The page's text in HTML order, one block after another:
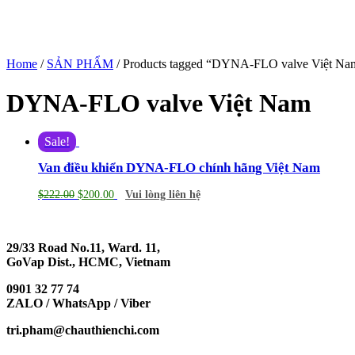
Home / SẢN PHẨM / Products tagged “DYNA-FLO valve Việt
DYNA-FLO valve Việt Nam
Sale!
Van điều khiển DYNA-FLO chính hãng Việt Nam
$222.00 $200.00 Vui lòng liên hệ
29/33 Road No.11, Ward. 11,
GoVap Dist., HCMC, Vietnam
0901 32 77 74
ZALO / WhatsApp / Viber
tri.pham@chauthienchi.com